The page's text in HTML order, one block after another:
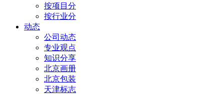
按项目分
按行业分
动态
公司动态
专业观点
知识分享
北京画册
北京包装
天津标志